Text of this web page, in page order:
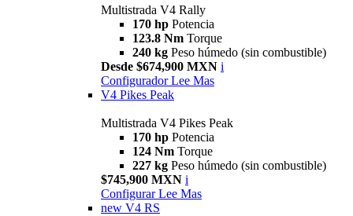
Multistrada V4 Rally
170 hp Potencia
123.8 Nm Torque
240 kg Peso húmedo (sin combustible)
Desde $674,900 MXN i
Configurador Lee Mas
V4 Pikes Peak
Multistrada V4 Pikes Peak
170 hp Potencia
124 Nm Torque
227 kg Peso húmedo (sin combustible)
$745,900 MXN i
Configurar Lee Mas
new V4 RS